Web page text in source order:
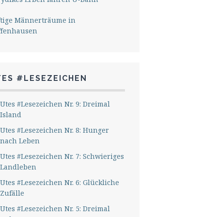
Männerträume in
#LESEZEICHEN
Utes #Lesezeichen Nr. 9: Dreimal
Island
Utes #Lesezeichen Nr. 8: Hunger
nach Leben
Utes #Lesezeichen Nr. 7: Schwieriges
Landleben
Utes #Lesezeichen Nr. 6: Glückliche
Zufälle
Utes #Lesezeichen Nr. 5: Dreimal